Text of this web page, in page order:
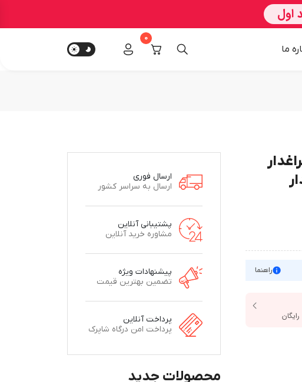
ما
0
چراغدار
راهنما
ارسال فوری
ارسال به سراسر کشور
پشتیبانی آنلاین
مشاوره خرید آنلاین
پیشنهادات ویژه
تضمین بهترین قیمت
پرداخت آنلاین
پرداخت امن درگاه شاپرک
محصولات جدید